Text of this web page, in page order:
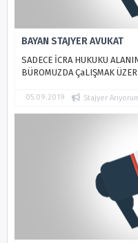
BAYAN STAJYER AVUKAT
SADECE İCRA HUKUKU
BÜROMUZDA ÇaLIŞMAK
05.09.2019 Stajyer